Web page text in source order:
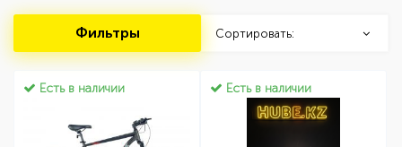
Фильтры Сортировать:
Есть в наличии Есть в наличии